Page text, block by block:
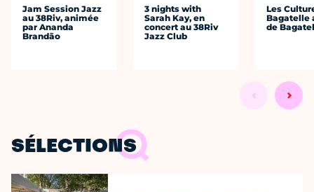
Jam Session Jazz
au 38Riv, animée
par Ananda
Brandão
3 nights with
Sarah Kay, en
concert au 38Riv
Jazz Club
Les
Bagatelle
de
SÉLECTIONS